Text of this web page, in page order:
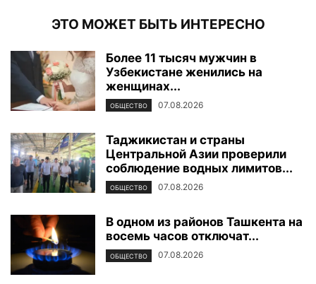
ЭТО МОЖЕТ БЫТЬ ИНТЕРЕСНО
Более 11 тысяч мужчин в
Узбекистане женились на
женщинах...
ОБЩЕСТВО 07.08.2026
Таджикистан и страны
Центральной Азии проверили
соблюдение водных лимитов...
ОБЩЕСТВО 07.08.2026
В одном из районов Ташкента на
восемь часов отключат...
ОБЩЕСТВО 07.08.2026